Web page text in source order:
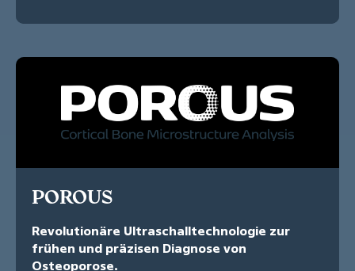
POROUS
Revolutionäre Ultraschalltechnologie zur
frühen und präzisen Diagnose von
Osteoporose.